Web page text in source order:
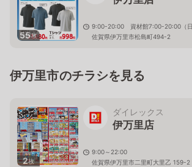
55枚
9:00-20:00 資材館7:00-20:00（日
佐賀県伊万里市松島町494-2
伊万里市のチラシを見る
2枚
ダイレックス
伊万里店
9:00～22:00
佐賀県伊万里市二里町大里乙 159-2